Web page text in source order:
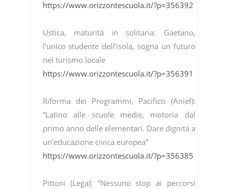
https://www.orizzontescuola.it/?p=356392
Ustica, maturità in solitaria: Gaetano,
l’unico studente dell’isola, sogna un futuro
nel turismo locale
https://www.orizzontescuola.it/?p=356391
Riforma dei Programmi, Pacifico (Anief):
“Latino alle scuole medie, motoria dal
primo anno delle elementari. Dare dignità a
un’educazione civica europea”
https://www.orizzontescuola.it/?p=356385
Pittoni (Lega): “Nessuno stop ai percorsi